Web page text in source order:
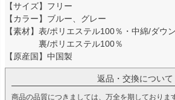
【サイズ】フリー
【カラー】ブルー、グレー
【素材】表/ポリエステル100％・中綿/ダウ
裏/ポリエステル100％
【原産国】中国製
返品・交換について
商品の品質につきましては、万全を期しておりま